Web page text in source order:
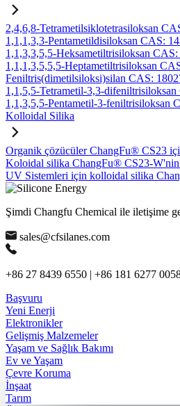
2,4,6,8-Tetrametilsiklotetrasiloksan
1,1,1,3,3-Pentametildisiloksan CAS:
1,1,3,3,5,5-Heksametiltrisiloksan CAS:
1,1,1,3,5,5,5-Heptametiltrisiloksan
Feniltris(dimetilsiloksi)silan CAS:
1,1,5,5-Tetrametil-3,3-
1,1,3,5,5-Pentametil-3-feniltrisiloksan
Kolloidal Silika
Organik çözücüler ChangFu® CS23
Koloidal silika ChangFu® CS23-W'nin
UV Sistemleri için kolloidal silika
Şimdi Changfu Chemical ile iletişime
sales@cfsilanes.com
+86 27 8439 6550 | +86 181 6277
Başvuru
Yeni Enerji
Elektronikler
Gelişmiş Malzemeler
Yaşam ve Sağlık Bakımı
Ev ve Yaşam
Çevre Koruma
İnşaat
Tarım